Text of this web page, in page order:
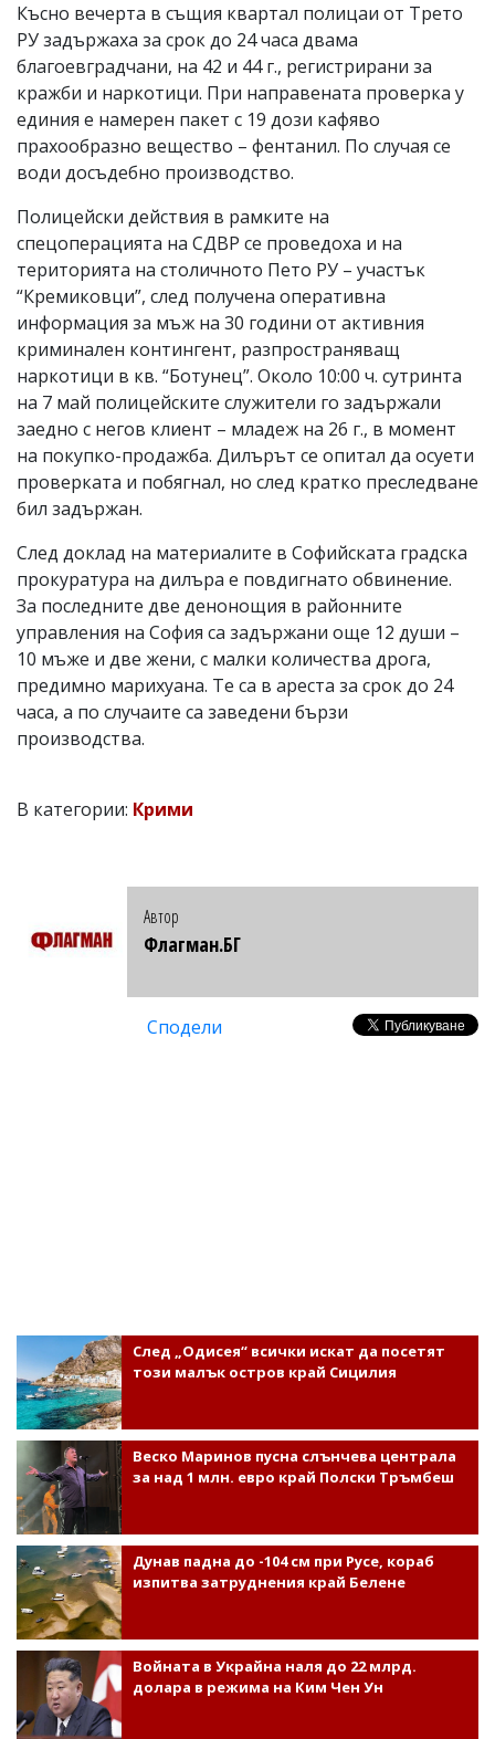
Късно вечерта в същия квартал полицаи от Трето
РУ задържаха за срок до 24 часа двама
благоевградчани, на 42 и 44 г., регистрирани за
кражби и наркотици. При направената проверка у
единия е намерен пакет с 19 дози кафяво
прахообразно вещество – фентанил. По случая се
води досъдебно производство.
Полицейски действия в рамките на
спецоперацията на СДВР се проведоха и на
територията на столичното Пето РУ – участък
“Кремиковци”, след получена оперативна
информация за мъж на 30 години от активния
криминален контингент, разпространяващ
наркотици в кв. “Ботунец”. Около 10:00 ч. сутринта
на 7 май полицейските служители го задържали
заедно с негов клиент – младеж на 26 г., в момент
на покупко-продажба. Дилърът се опитал да осуети
проверката и побягнал, но след кратко преследване
бил задържан.
След доклад на материалите в Софийската градска
прокуратура на дилъра е повдигнато обвинение.
За последните две денонощия в районните
управления на София са задържани още 12 души –
10 мъже и две жени, с малки количества дрога,
предимно марихуана. Те са в ареста за срок до 24
часа, а по случаите са заведени бързи
производства.
В категории: Крими
Автор
Флагман.БГ
Сподели
След „Одисея“ всички искат да посетят
този малък остров край Сицилия
Веско Маринов пусна слънчева централа
за над 1 млн. евро край Полски Тръмбеш
Дунав падна до -104 см при Русе, кораб
изпитва затруднения край Белене
Войната в Украйна наля до 22 млрд.
долара в режима на Ким Чен Ун